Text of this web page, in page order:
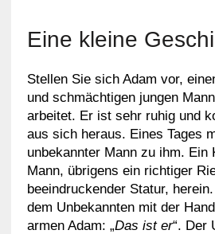
Eine kleine
Stellen Sie sich Adam vor,
und schmächtigen jungen
arbeitet. Er ist sehr ruhig und
aus sich heraus. Eines Tages
unbekannter Mann zu ihm. Ein
Mann, übrigens ein richtiger
beeindruckender Statur,
dem Unbekannten mit der
armen Adam: „Das ist er“. Der